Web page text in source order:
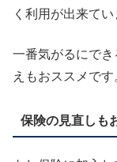
く利用が出来てい
一番気がるにで
えもおススメです
保険の見直しも